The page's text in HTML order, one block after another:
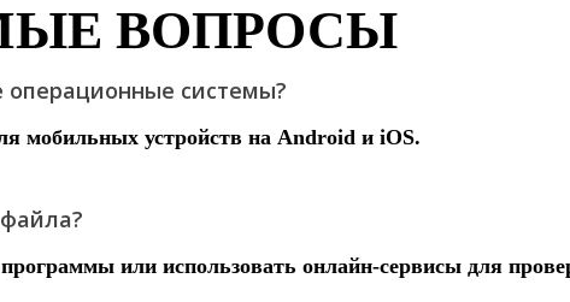
ВОПРОСЫ
операционные системы?
мобильных устройств на Android и iOS.
или использовать онлайн-сервисы для